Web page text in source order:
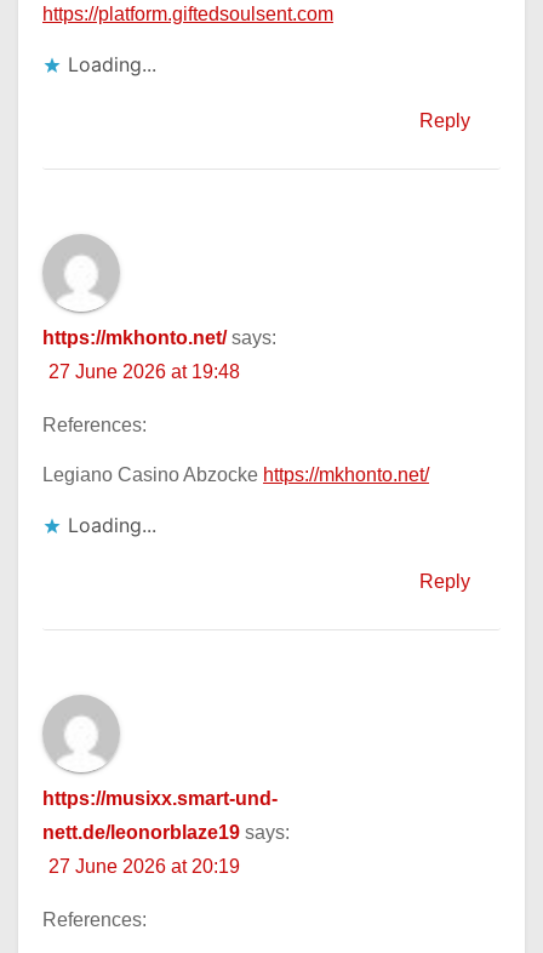
https://platform.giftedsoulsent.com
Loading...
Reply
https://mkhonto.net/ says:
27 June 2026 at 19:48
References:
Legiano Casino Abzocke https://mkhonto.net/
Loading...
Reply
https://musixx.smart-und-
nett.de/leonorblaze19 says:
27 June 2026 at 20:19
References: